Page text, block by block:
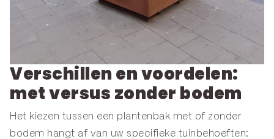
Verschillen en voordelen:
met versus zonder bodem
Het kiezen tussen een plantenbak met of zonder
bodem hangt af van uw specifieke tuinbehoeften: